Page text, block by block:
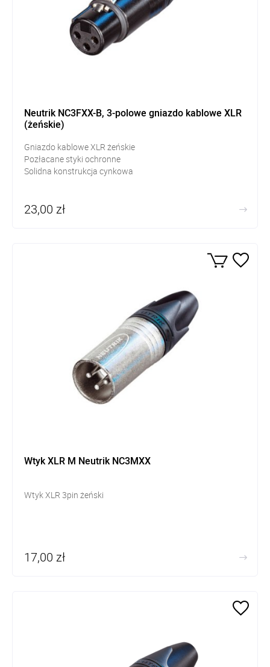
Neutrik NC3FXX-B, 3-polowe gniazdo kablowe XLR
(żeńskie)
Gniazdo kablowe XLR żeńskie
Pozłacane styki ochronne
Solidna konstrukcja cynkowa
23,00 zł
Wtyk XLR M Neutrik NC3MXX
Wtyk XLR 3pin żeński
17,00 zł